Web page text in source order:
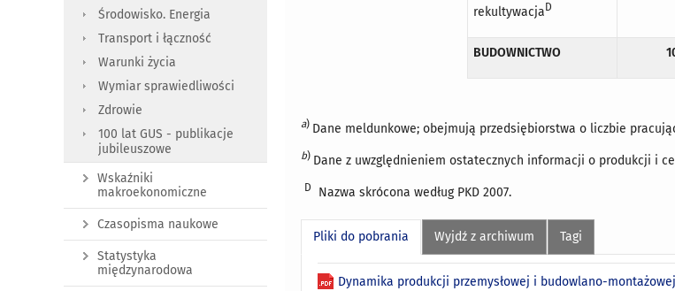
rekultywacja D
BUDOWNICTWO
a) Dane meldunkowe; obejmują przedsiębiorstwa o liczbie
b) Dane z uwzględnieniem ostatecznych informacji o produkcji i
D Nazwa skrócona według PKD 2007.
Pliki do pobrania Wyjdź z archiwum Tagi
Dynamika produkcji przemysłowej i budowlano-
Środowisko. Energia
Transport i łączność
Warunki życia
Wymiar sprawiedliwości
Zdrowie
100 lat GUS - publikacje
jubileuszowe
Wskaźniki
makroekonomiczne
Czasopisma naukowe
Statystyka
międzynarodowa